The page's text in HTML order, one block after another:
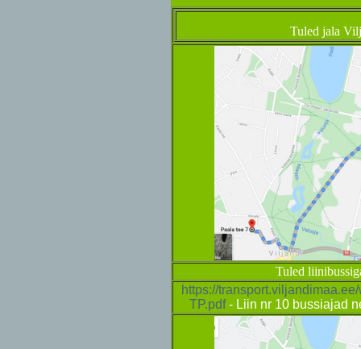
Tuled jala
Tuled
https://
TP.pdf- Liin nr 10 bussiajad